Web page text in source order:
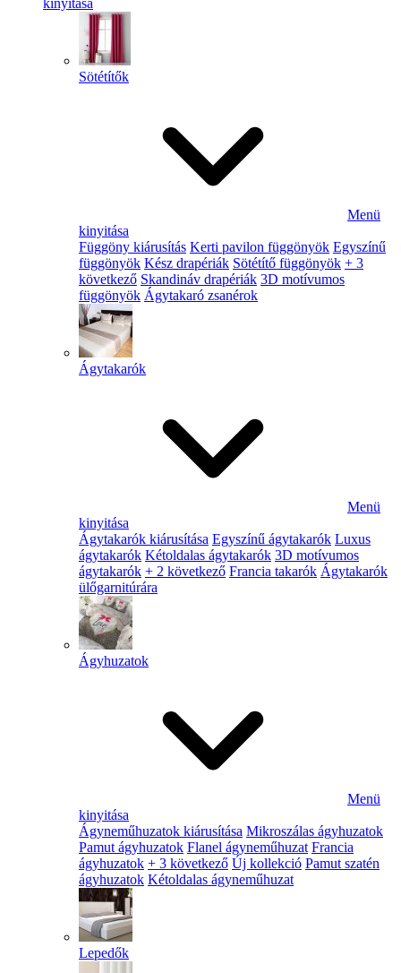
kinyitása
Sötétítők
Menü
kinyitása
Függöny kiárusítás Kerti pavilon függönyök Egyszínű
függönyök Kész drapériák Sötétítő függönyök + 3
következő Skandináv drapériák 3D motívumos
függönyök Ágytakaró zsanérok
Ágytakarók
Menü
kinyitása
Ágytakarók kiárusítása Egyszínű ágytakarók Luxus
ágytakarók Kétoldalas ágytakarók 3D motívumos
ágytakarók + 2 következő Francia takarók Ágytakarók
ülőgarnitúrára
Ágyhuzatok
Menü
kinyitása
Ágyneműhuzatok kiárusítása Mikroszálas ágyhuzatok
Pamut ágyhuzatok Flanel ágyneműhuzat Francia
ágyhuzatok + 3 következő Új kollekció Pamut szatén
ágyhuzatok Kétoldalas ágyneműhuzat
Lepedők